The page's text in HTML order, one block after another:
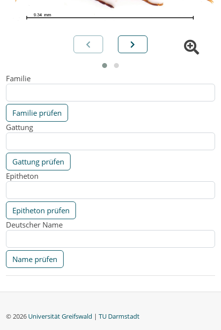
Familie
Familie prüfen
Gattung
Gattung prüfen
Epitheton
Epitheton prüfen
Deutscher Name
Name prüfen
© 2026 Universität Greifswald | TU Darmstadt